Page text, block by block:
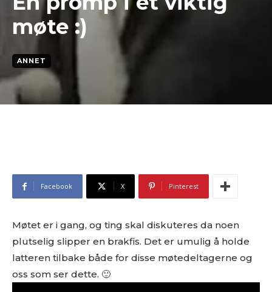
møte :)
ANNET
Facebook X Pinterest
Møtet er i gang, og ting skal diskuteres da noen
plutselig slipper en brakfis. Det er umulig å holde
latteren tilbake både for disse møtedeltagerne og
oss som ser dette. 🙂